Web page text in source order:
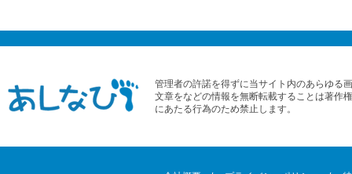
管理者の許諾を得ずに当サイト内のあらゆる
文章をなどの情報を無断転載することは著作
にあたる行為のため禁止します。